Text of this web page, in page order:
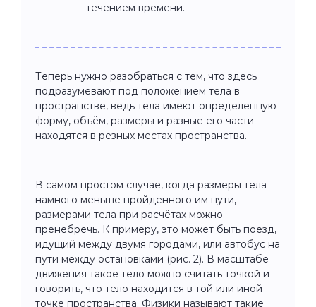
течением времени.
Теперь нужно разобраться с тем, что здесь
подразумевают под положением тела в
пространстве, ведь тела имеют определённую
форму, объём, размеры и разные его части
находятся в резных местах пространства.
В самом простом случае, когда размеры тела
намного меньше пройденного им пути,
размерами тела при расчётах можно
пренебречь. К примеру, это может быть поезд,
идущий между двумя городами, или автобус на
пути между остановками (рис. 2). В масштабе
движения такое тело можно считать точкой и
говорить, что тело находится в той или иной
точке пространства. Физики называют такие